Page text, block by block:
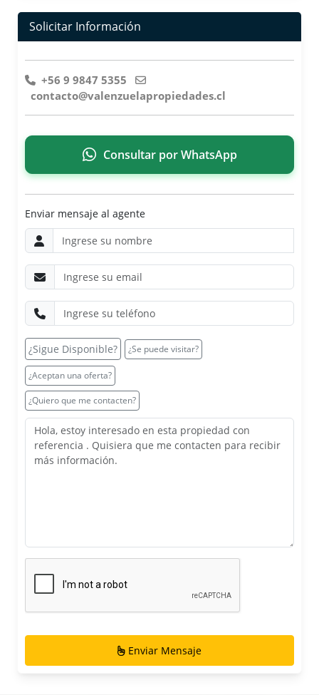
Solicitar Información
+56 9 9847 5355
contacto@valenzuelapropiedades.cl
Consultar por WhatsApp
Enviar mensaje al agente
¿Sigue Disponible? ¿Se puede visitar?
¿Aceptan una oferta?
¿Quiero que me contacten?
Enviar Mensaje